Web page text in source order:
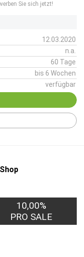
Sie sich jetzt!
12.03.2020
n.a.
60 Tage
bis 6 Wochen
verfügbar
30,00€
PRO LEAD
10,00%
PRO SALE